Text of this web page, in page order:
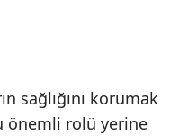
sağlığını korumak
önemli rolü yerine